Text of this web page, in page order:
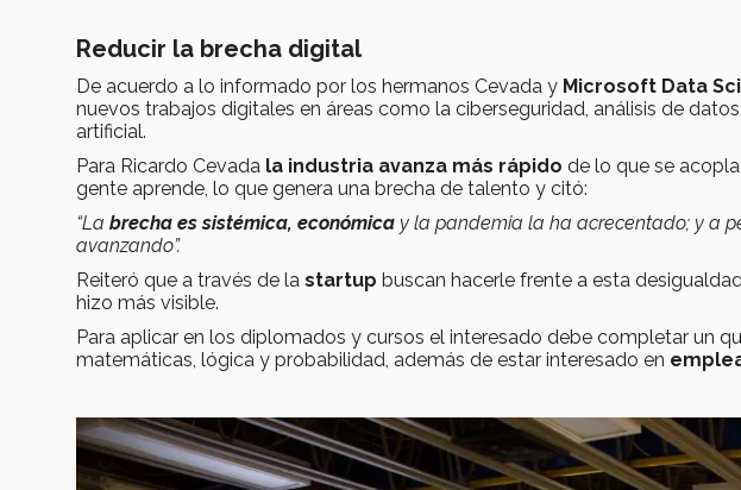
Reducir la brecha digital
De acuerdo a lo informado por los hermanos Cevada y Microsoft Data
nuevos trabajos digitales en áreas como la ciberseguridad, análisis de
artificial.
Para Ricardo Cevada la industria avanza más rápido de lo que se
gente aprende, lo que genera una brecha de talento y citó:
“La brecha es sistémica, económica y la pandemia la ha acrecentado; y a
avanzando”.
Reiteró que a través de la startup buscan hacerle frente a esta
hizo más visible.
Para aplicar en los diplomados y cursos el interesado debe completar un
matemáticas, lógica y probabilidad, además de estar interesado en